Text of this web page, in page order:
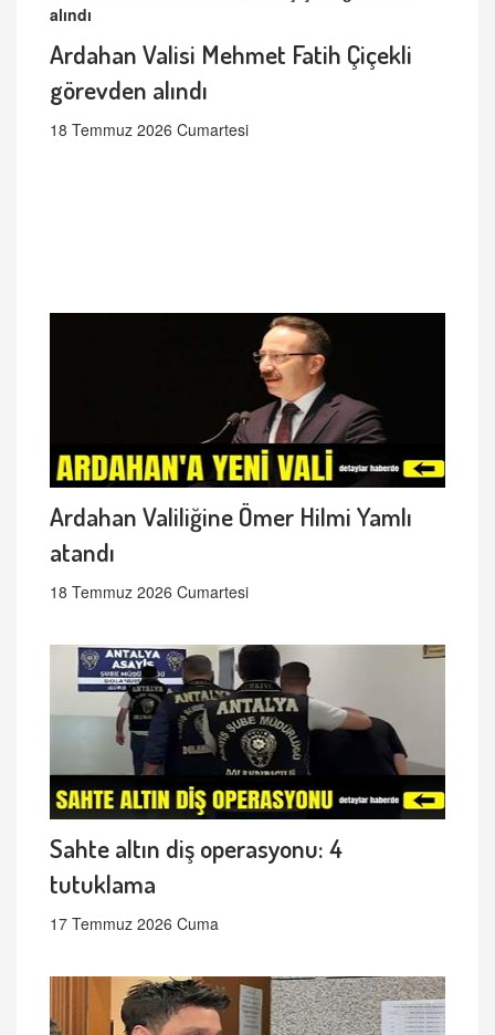
Ardahan Valisi Mehmet Fatih Çiçekli
görevden alındı
18 Temmuz 2026 Cumartesi
Ardahan Valiliğine Ömer Hilmi Yamlı
atandı
18 Temmuz 2026 Cumartesi
Sahte altın diş operasyonu: 4
tutuklama
17 Temmuz 2026 Cuma